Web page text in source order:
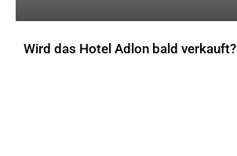
Wird das Hotel Adlon bald verkauft?